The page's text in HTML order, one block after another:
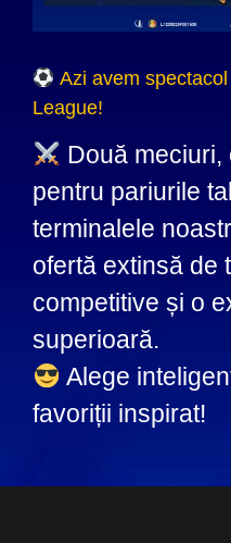
Azi avem
League!
Două meciuri,
pentru pariurile
terminalele
ofertă extinsă de
competitive și o
superioară.
Alege
favoriții inspirat!